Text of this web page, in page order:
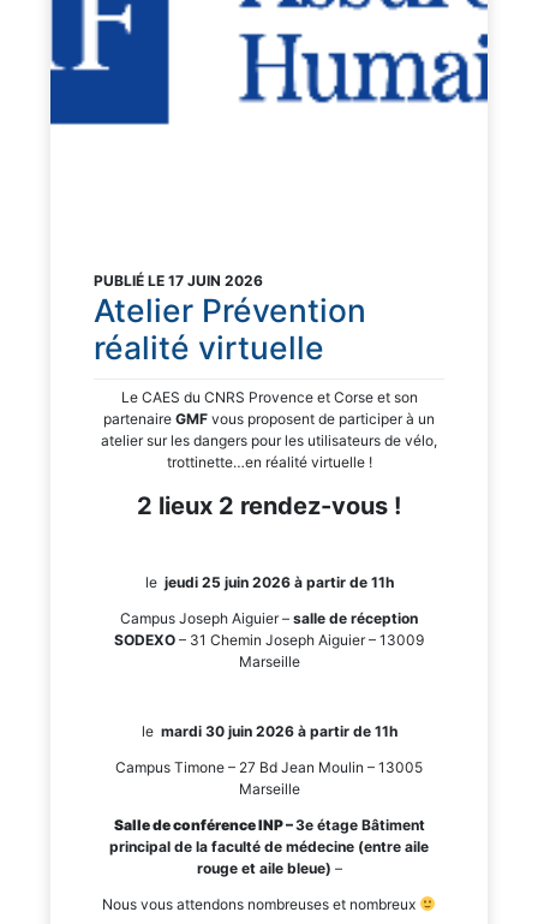
PUBLIÉ LE 17 JUIN 2026
Atelier Prévention
réalité virtuelle
Le CAES du CNRS Provence et Corse et son
partenaire GMF vous proposent de participer à un
atelier sur les dangers pour les utilisateurs de vélo,
trottinette…en réalité virtuelle !
2 lieux 2 rendez-vous !
le jeudi 25 juin 2026 à partir de 11h
Campus Joseph Aiguier – salle de réception
SODEXO – 31 Chemin Joseph Aiguier – 13009
Marseille
le mardi 30 juin 2026 à partir de 11h
Campus Timone – 27 Bd Jean Moulin – 13005
Marseille
Salle de conférence INP –3e étage Bâtiment
principal de la faculté de médecine (entre aile
rouge et aile bleue) –
Nous vous attendons nombreuses et nombreux